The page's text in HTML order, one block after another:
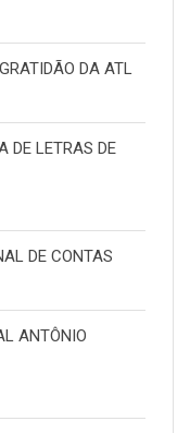
DA ATL
DE LETRAS DE
DE CONTAS
ANTÔNIO